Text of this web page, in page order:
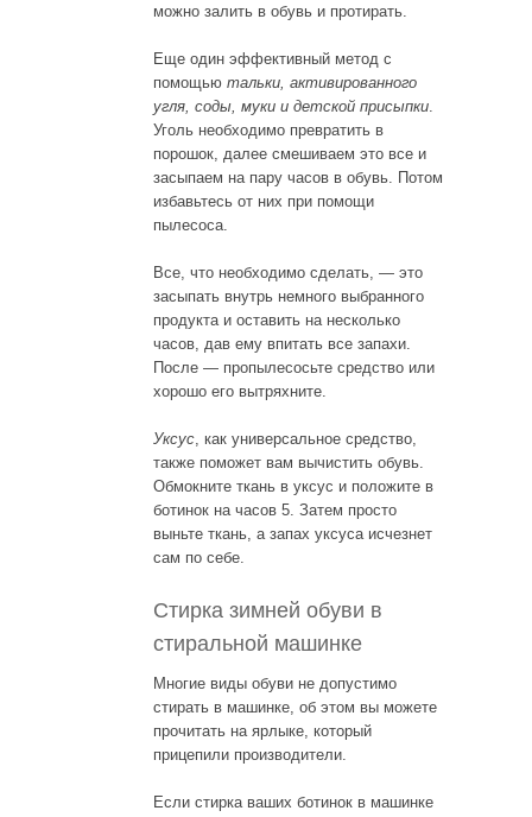
можно залить в обувь и протирать.
Еще один эффективный метод с
помощью тальки, активированного
угля, соды, муки и детской присыпки
Уголь необходимо превратить в
порошок, далее смешиваем это все и
засыпаем на пару часов в обувь. Потом
избавьтесь от них при помощи
пылесоса.
Все, что необходимо сделать, — это
засыпать внутрь немного выбранного
продукта и оставить на несколько
часов, дав ему впитать все запахи.
После — пропылесосьте средство или
хорошо его вытряхните.
Уксус , как универсальное средство,
также поможет вам вычистить обувь.
Обмокните ткань в уксус и положите в
ботинок на часов 5. Затем просто
выньте ткань, а запах уксуса исчезнет
сам по себе.
Стирка зимней обуви в
стиральной машинке
Многие виды обуви не допустимо
стирать в машинке, об этом вы можете
прочитать на ярлыке, который
прицепили производители.
Если стирка ваших ботинок в машинке